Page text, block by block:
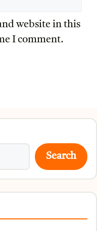
website in this
I comment.
Search